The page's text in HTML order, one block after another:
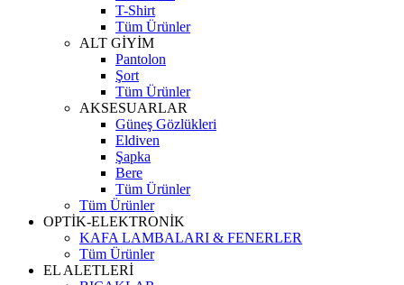
T-Shirt
Tüm Ürünler
ALT GİYİM
Pantolon
Şort
Tüm Ürünler
AKSESUARLAR
Güneş Gözlükleri
Eldiven
Şapka
Bere
Tüm Ürünler
Tüm Ürünler
OPTİK-ELEKTRONİK
KAFA LAMBALARI & FENERLER
Tüm Ürünler
EL ALETLERİ